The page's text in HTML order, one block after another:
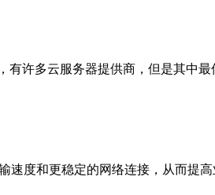
许多云服务器提供商，但是其中最
度和更稳定的网络连接，从而提高